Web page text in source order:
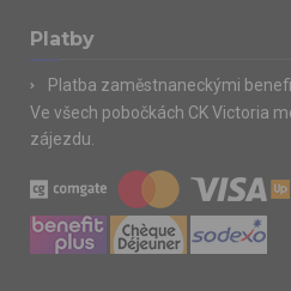
Platby
Platba zaměstnaneckými
Ve všech pobočkách CK Victoria
zájezdu.